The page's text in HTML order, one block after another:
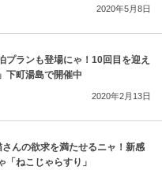
2020年5月8日
プランも登場にゃ！10回目を迎え
下町湯島で開催中
2020年2月13日
んの欲求を満たせるニャ！新感
「ねこじゃらすり」